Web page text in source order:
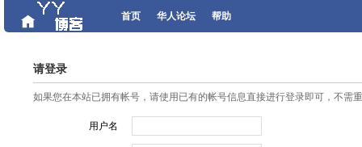
首页 华人论坛 帮助
请登录
如果您在本站已拥有帐号，请使用已有的帐号信息直接进行登录即可，不需
用户名